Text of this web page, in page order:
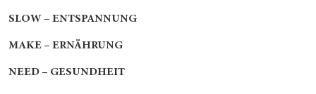
SLOW – ENTSPANNUNG
MAKE – ERNÄHRUNG
NEED – GESUNDHEIT